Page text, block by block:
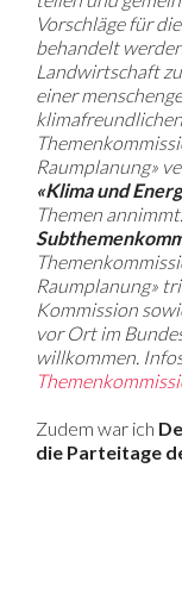
Vorschläge für
behandelt
Landwirtschaft
einer
Raumplanung»
«Klima und
Themen
Raumplanung»
Kommission
vor Ort im
willkommen.
Zudem war ich
die Parteitage